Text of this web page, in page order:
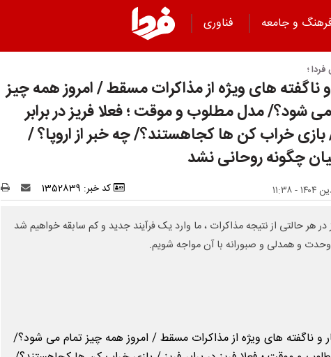
و جامعه
فناوری
؛
و ناگفته های ویژه از مذاکرات مسقط / امروز همه چیز
شود؟/ مدل مطلوب و موقت ؛ فعلا فریز در برابر
بازی خراب کن ها کجاهستند؟/ چه خبر از اروپا؟ /
چگونه روحانی نشد
کد خبر: 1352839
در هر حالتی از نتیجه مذاکرات ، ما وارد یک فرآیند جدید و کم سابقه خواهیم شد
وحدت و همدلی و صبورانه با آن مواجه شویم.